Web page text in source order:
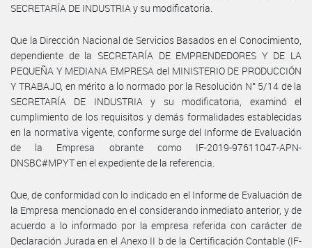
SECRETARÍA DE INDUSTRIA y su modificatoria.
Que la Dirección Nacional de Servicios Basados en el Conocimiento,
dependiente de la SECRETARÍA DE EMPRENDEDORES Y DE LA
PEQUEÑA Y MEDIANA EMPRESA del MINISTERIO DE PRODUCCIÓN
Y TRABAJO, en mérito a lo normado por la Resolución N° 5/14 de la
SECRETARÍA DE INDUSTRIA y su modificatoria, examinó el
cumplimiento de los requisitos y demás formalidades establecidas
en la normativa vigente, conforme surge del Informe de Evaluación
de la Empresa obrante como IF-2019-97611047-APN-
DNSBC#MPYT en el expediente de la referencia.
Que, de conformidad con lo indicado en el Informe de Evaluación de
la Empresa mencionado en el considerando inmediato anterior, y de
acuerdo a lo informado por la empresa referida con carácter de
Declaración Jurada en el Anexo II b de la Certificación Contable (IF-